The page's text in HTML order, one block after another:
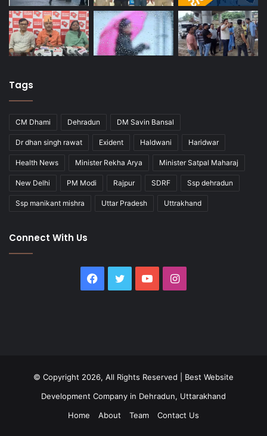
Tags
CM Dhami Dehradun DM Savin Bansal
Dr dhan singh rawat Exident Haldwani Haridwar
Health News Minister Rekha Arya Minister Satpal Maharaj
New Delhi PM Modi Rajpur SDRF Ssp dehradun
Ssp manikant mishra Uttar Pradesh Uttrakhand
Connect With Us
Facebook
Twitter YouTubeInstagram
© Copyright 2026, All Rights Reserved | Best Website
Development Company in Dehradun, Uttarakhand
Home
About Team Contact Us